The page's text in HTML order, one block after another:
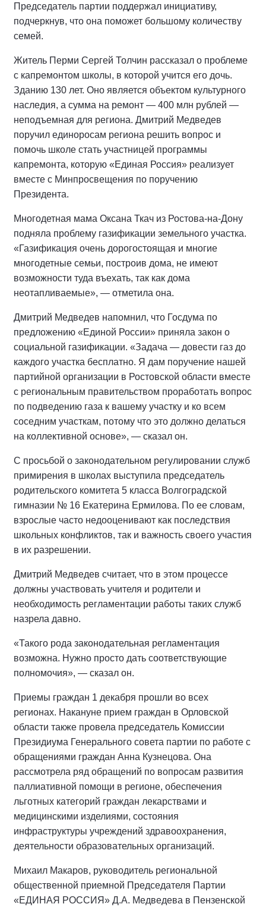
Председатель партии поддержал инициативу,
подчеркнув, что она поможет большому количеству
семей.
Житель Перми Сергей Толчин рассказал о проблеме
с капремонтом школы, в которой учится его дочь.
Зданию 130 лет. Оно является объектом культурного
наследия, а сумма на ремонт — 400 млн рублей —
неподъемная для региона. Дмитрий Медведев
поручил единоросам региона решить вопрос и
помочь школе стать участницей программы
капремонта, которую «Единая Россия» реализует
вместе с Минпросвещения по поручению
Президента.
Многодетная мама Оксана Ткач из Ростова-на-Дону
подняла проблему газификации земельного участка.
«Газификация очень дорогостоящая и многие
многодетные семьи, построив дома, не имеют
возможности туда въехать, так как дома
неотапливаемые», — отметила она.
Дмитрий Медведев напомнил, что Госдума по
предложению «Единой России» приняла закон о
социальной газификации. «Задача — довести газ до
каждого участка бесплатно. Я дам поручение нашей
партийной организации в Ростовской области вместе
с региональным правительством проработать вопрос
по подведению газа к вашему участку и ко всем
соседним участкам, потому что это должно делаться
на коллективной основе», — сказал он.
С просьбой о законодательном регулировании служб
примирения в школах выступила председатель
родительского комитета 5 класса Волгоградской
гимназии № 16 Екатерина Ермилова. По ее словам,
взрослые часто недооценивают как последствия
школьных конфликтов, так и важность своего участия
в их разрешении.
Дмитрий Медведев считает, что в этом процессе
должны участвовать учителя и родители и
необходимость регламентации работы таких служб
назрела давно.
«Такого рода законодательная регламентация
возможна. Нужно просто дать соответствующие
полномочия», — сказал он.
Приемы граждан 1 декабря прошли во всех
регионах. Накануне прием граждан в Орловской
области также провела председатель Комиссии
Президиума Генерального совета партии по работе с
обращениями граждан Анна Кузнецова. Она
рассмотрела ряд обращений по вопросам развития
паллиативной помощи в регионе, обеспечения
льготных категорий граждан лекарствами и
медицинскими изделиями, состояния
инфраструктуры учреждений здравоохранения,
деятельности образовательных организаций.
Михаил Макаров, руководитель региональной
общественной приемной Председателя Партии
«ЕДИНАЯ РОССИЯ» Д.А. Медведева в Пензенской